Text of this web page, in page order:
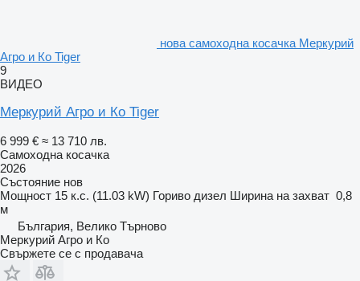
нова самоходна косачка Меркурий
Агро и Ко Tiger
9
ВИДЕО
Меркурий Агро и Ко Tiger
6 999 € ≈ 13 710 лв.
Самоходна косачка
2026
Състояние нов
Мощност 15 к.с. (11.03 kW) Гориво дизел Ширина на захват 0,8
м
България, Велико Търново
Меркурий Агро и Ко
Свържете се с продавача